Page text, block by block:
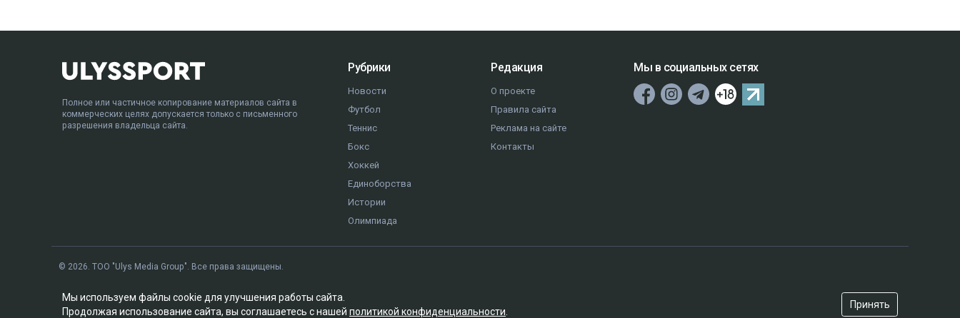
Полное или частичное копирование материалов сайта в
коммерческих целях допускается только с письменного
разрешения владельца сайта.
Рубрики
Новости
Футбол
Теннис
Бокс
Хоккей
Единоборства
Истории
Олимпиада
Редакция
О проекте
Правила сайта
Реклама на сайте
Контакты
Мы в социальных сетях
© 2026. ТОО "Ulys Media Group". Все права защищены.
Мы используем файлы cookie для улучшения работы сайта.
Продолжая использование сайта, вы соглашаетесь с нашей политикой конфиденциальности
Принять